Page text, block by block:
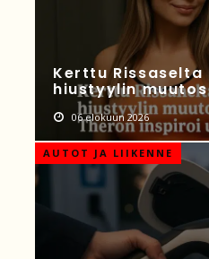
Kerttu Rissaselta
hiustyylin
06 elokuun 2026
AUTOT JA LIIKENNE